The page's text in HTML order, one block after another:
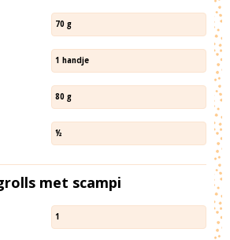
70 g
1 handje
80 g
½
met scampi
1